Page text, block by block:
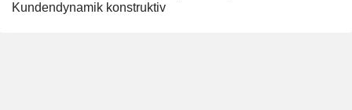
Kundendynamik konstruktiv